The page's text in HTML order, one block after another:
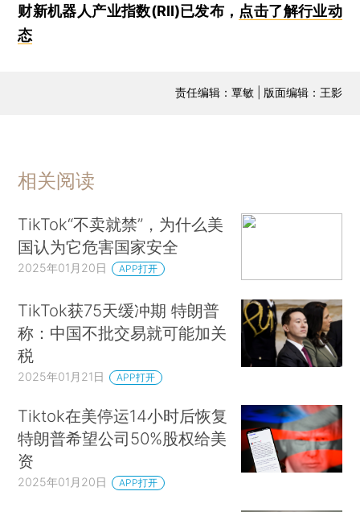
财新机器人产业指数(RII)已发布， 点击了解行业动
态
责任编辑：覃敏 | 版面编辑：王影
相关阅读
TikTok“不卖就禁”，为什么美
国认为它危害国家安全
2025年01月20日 APP打开
TikTok获75天缓冲期 特朗普
称：中国不批交易就可能加关
税
2025年01月21日 APP打开
Tiktok在美停运14小时后恢复
特朗普希望公司50%股权给美
资
2025年01月20日 APP打开